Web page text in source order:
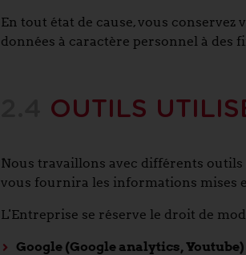
En tout état de cause, vous
données à caractère personnel à des
OUTILS
Nous travaillons avec différents
vous fournira les informations mises
L'Entreprise se réserve le droit de
Google (Google analytics, Youtube)